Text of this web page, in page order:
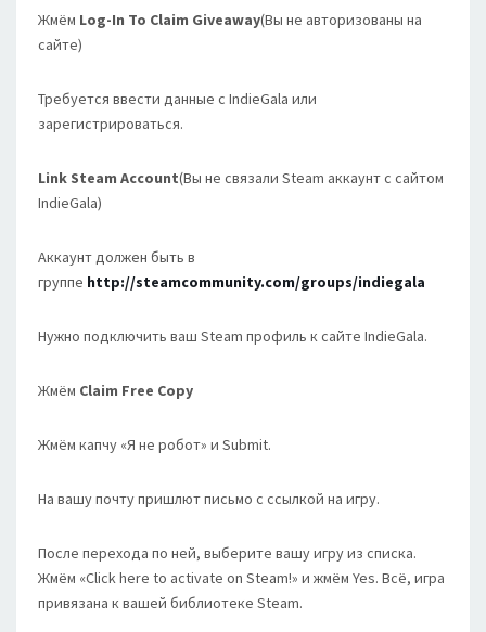
Жмём Log-In To Claim Giveaway(Вы не авторизованы на
сайте)
Требуется ввести данные с IndieGala или
зарегистрироваться.
Link Steam Account(Вы не связали Steam аккаунт с сайтом
IndieGala)
Аккаунт должен быть в
группе http://steamcommunity.com/groups/indiegala
Нужно подключить ваш Steam профиль к сайте IndieGala.
Жмём Claim Free Copy
Жмём капчу «Я не робот» и Submit.
На вашу почту пришлют письмо с ссылкой на игру.
После перехода по ней, выберите вашу игру из списка.
Жмём «Click here to activate on Steam!» и жмём Yes. Всё, игра
привязана к вашей библиотеке Steam.